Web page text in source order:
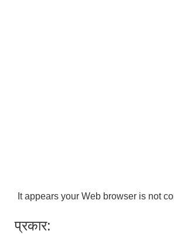
It appears your Web browser is not
प्रकार: